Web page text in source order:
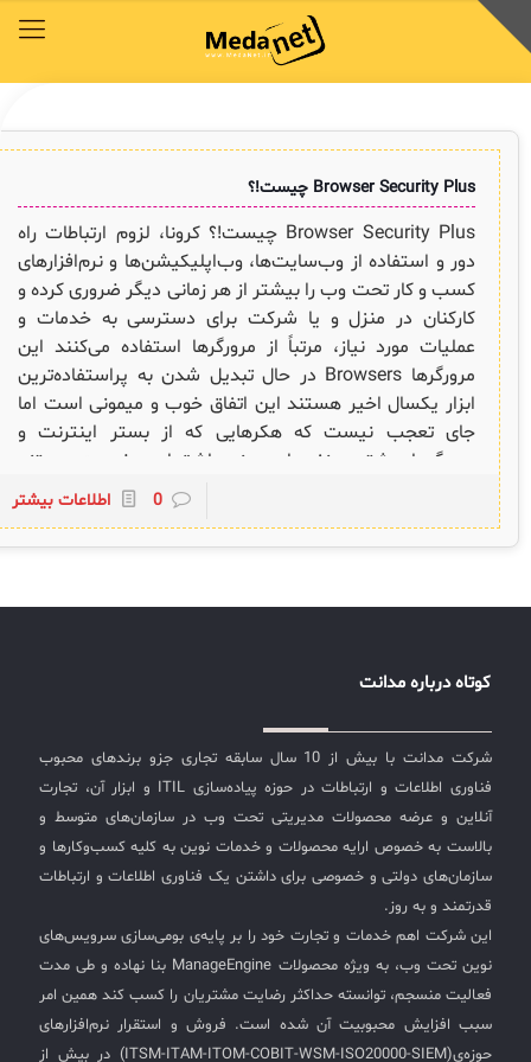
Browser Security Plus چیست!؟
Browser Security Plus چیست!؟ کرونا، لزوم ارتباطات راه
دور و استفاده از وب‌سایت‌ها، وب‌اپلیکیشن‌ها و نرم‌افزارهای
کسب و کار تحت وب را بیشتر از هر زمانی دیگر ضروری کرده و
کارکنان در منزل و یا شرکت برای دسترسی به خدمات و
عملیات مورد نیاز، مرتباً از مرورگرها استفاده می‌کنند این
مرورگرها Browsers در حال تبدیل شدن به پراستفاده‌ترین
ابزار یکسال اخیر هستند این اتفاق خوب و میمونی است اما
جای تعجب نیست که هکرهایی که از بستر اینترنت و
مرورگرها بیشترین نفع را می‌برند عاشق این وضعیت هستند
و خطر همیشگی آنها در کمین افراد و سازمان‌هایی است که
مرورگر دروازه‌ی ارتباطی کسب و کار آنهاست. آنها به شدت
مترصد فرصتی برای سواستفاده از سازمان‌ها از طریق مرورگرها
مبتنی بر مرورگر بوده‌اند. خطر همیشه در کمین است اما آیا
داشته باشیم بنابراین کارکنان، اشخاص و سازمان‌ها با
بستر اینترنت خواهند بود بدون کمترین نگرانی از وقوع خطر و
حملات سایبری، فقط کافیست امنیت مرورگرها را افزایش
دهند اما چگونه؟ شرکت Manageegnie ابزاری را معرفی کرده
بنام Browser Security Plus که به امنیت مرورگرها کمک
خواهد کرد این ابزار قادر به جلوگیری از حملات مخرب،
تشخیص هرگونه آسیب‌پذیری یا اجزای مضر کدهای ناشناخته
در شبکه شما است علاوه بر آن امکان اجرای پیکربندی‌های
امنیتی، کنترل دسترسی کاربران به ترافیک و افزودنی‌ها بر روی
مرورگرها و در نهایت ممیزی برای بررسی هر گونه انحراف از
استانداردهای تعیین شده را در اختیار شما قرار خواهد داد.
بنابراین این ابزار در بحث مدیریت امنیت اطلاعات و البته
0 اطلاعات بیشتر
کوتاه درباره مدانت
شرکت مدانت با بیش از 10 سال سابقه تجاری جزو برندهای محبوب
فناوری اطلاعات و ارتباطات در حوزه پیاده‌سازی ITIL و ابزار آن، تجارت
آنلاین و عرضه محصولات مدیریتی تحت وب در سازمان‌های متوسط و
بالاست به خصوص ارایه محصولات و خدمات نوین به کلیه کسب‌وکارها و
سازمان‌های دولتی و خصوصی برای داشتن یک فناوری اطلاعات و ارتباطات
قدرتمند و به روز.
این شرکت اهم خدمات و تجارت خود را بر پایه‌ی بومی‌سازی سرویس‌های
نوین تحت وب، به ویژه محصولات ManageEngine بنا نهاده و طی مدت
فعالیت منسجم، توانسته حداکثر رضایت مشتریان را کسب کند همین امر
سبب افزایش محبوبیت آن شده است. فروش و استقرار نرم‌افزارهای
حوزه‌ی(ITSM-ITAM-ITOM-COBIT-WSM-ISO20000-SIEM) در بیش از
محصولات
محصولات
دسترسی سریع به زیرمجموعه‌های همین منو
◈
سرویس دسک پلاس فارسی
سرویس دسک پلاس ابری
پلاگین‌های سرویس دسک پلاس
سرویس دسک پلاس MSP
AD360
◆
برنامه‌ساز هوشمند App Creator
سامانه مدیریت امنیت اطلاعات
راهکارهای سازمانی
راهکارهای سازمانی
دسترسی سریع به زیرمجموعه‌های همین منو
◈
COBIT
ITIL
ISO/IEC 20000
راهکارهای مدیریتی فناوری اطلاعات برای مراکز آموزشی و دانشگاه‌ها
CIs Control
کتابخانه دیجیتالی
کتابخانه دیجیتالی
دسترسی سریع به زیرمجموعه‌های همین منو
◈
مقایسه راهکارهای محبوب
چیستان
اصطلاحات و تعاریف مرتبط با ITIL4
نکته‌های کلیدی برای مدیر انفورماتیک
ITIL & SDP
◆
چارچوب ITIL برای همه
آرشیو دانلودهای مدانت
آکادمی مدانت
آکادمی مدانت
دسترسی سریع به زیرمجموعه‌های همین منو
◈
وبینار رایگان ITSM , ESM
✦
توافق‌نامه‌ها
توافق‌نامه‌ها
دسترسی سریع به زیرمجموعه‌های همین منو
◈
توافقنامه خدمات
برنامه‌ی همکاری در فروش مدانت و توافقنامه بازاریابی